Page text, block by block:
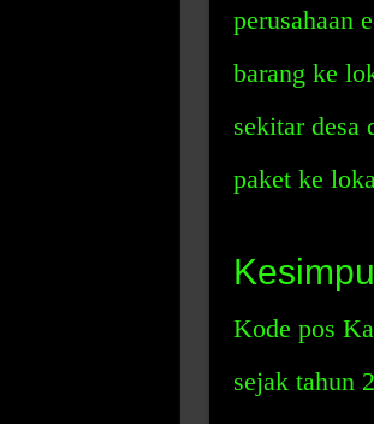
perusahaan
barang ke
sekitar desa
paket ke
Kode pos
sejak tahun